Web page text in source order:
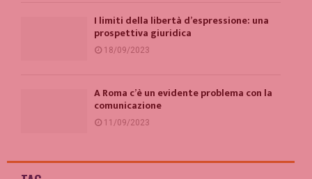
I limiti della libertà d’espressione: una
prospettiva giuridica
18/09/2023
A Roma c’è un evidente problema con la
comunicazione
11/09/2023